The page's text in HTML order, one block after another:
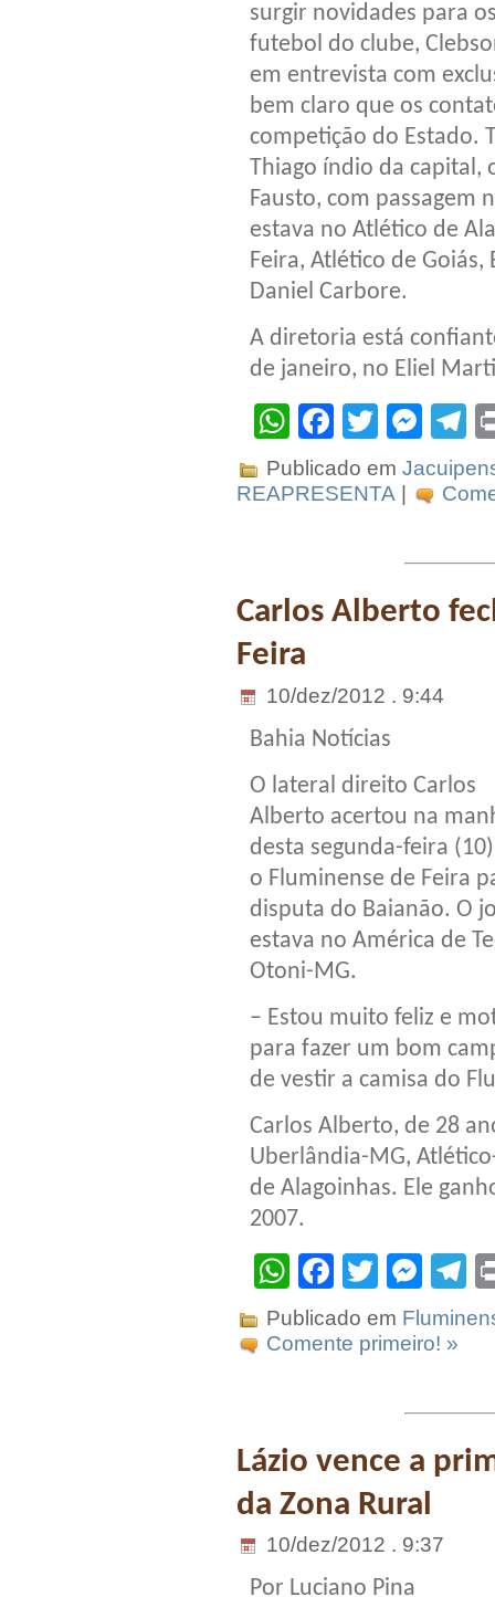
surgir novidades para
futebol do clube,
em entrevista com
bem claro que os
competição do Estado.
Thiago índio da capital,
Fausto, com passagem
estava no Atlético de
Feira, Atlético de
Daniel Carbore.
A diretoria está
de janeiro, no Eliel
WhatsApp
Facebook
Twitter
Publicado em
REAPRESENTA
Carlos Alberto
Feira
10/dez/2012 . 9:44
Bahia Notícias
O lateral direito Carlos
Alberto acertou na
desta segunda-feira
o Fluminense de Feira
disputa do Baianão. O
estava no América de
Otoni-MG.
– Estou muito feliz e
para fazer um bom
de vestir a camisa do
Carlos Alberto, de 28
Uberlândia-MG,
de Alagoinhas. Ele
2007.
WhatsApp
Facebook
Twitter
Publicado em
Comente primeiro! »
Lázio vence a
da Zona Rural
10/dez/2012 . 9:37
Por Luciano Pina